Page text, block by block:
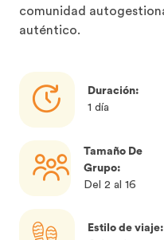
comunidad
auténtico.
Duración:
1 día
Tamaño De
Grupo:
Del 2 al 16
Estilo de viaje: